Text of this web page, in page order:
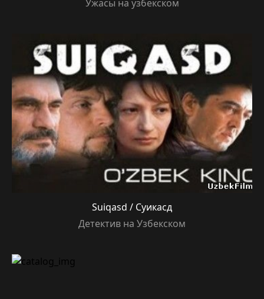
Ужасы на узбекском
Suiqasd / Суикасд
Детектив на Узбекском